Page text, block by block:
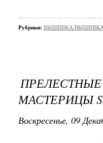
Рубрики: ВЫШИВКА/ВЫШИВКА
МАСТЕРИЦЫ
Воскресенье, 09